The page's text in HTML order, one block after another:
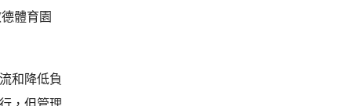
體育園
和降低負